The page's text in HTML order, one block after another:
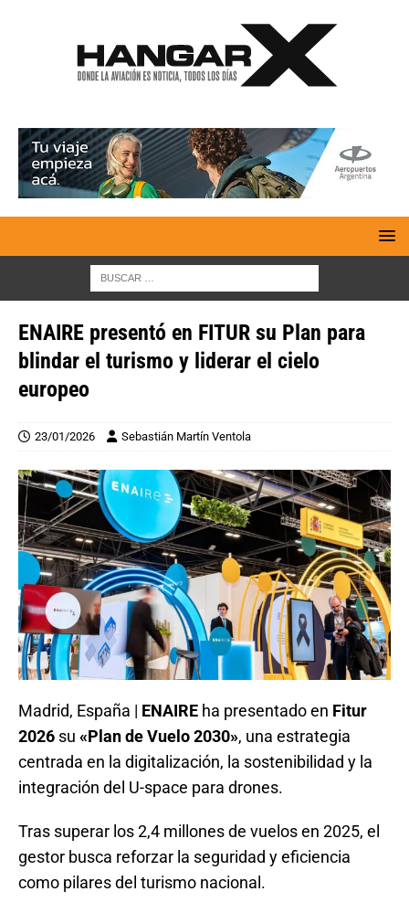
ENAIRE presentó en FITUR su Plan para
blindar el turismo y liderar el cielo
europeo
23/01/2026 Sebastián Martín Ventola
Madrid, España | ENAIRE ha presentado en Fitur
2026 su «Plan de Vuelo 2030», una estrategia
centrada en la digitalización, la sostenibilidad y la
integración del U-space para drones.
Tras superar los 2,4 millones de vuelos en 2025, el
gestor busca reforzar la seguridad y eficiencia
como pilares del turismo nacional.